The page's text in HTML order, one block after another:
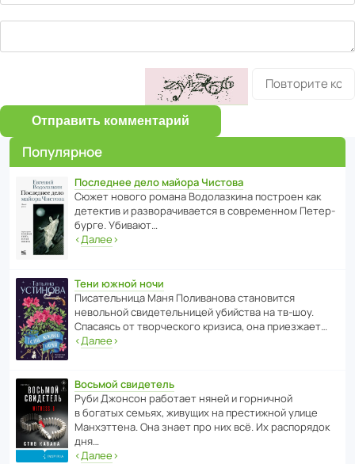
Отправить комментарий
Популярное
Последнее дело майора Чистова
Сюжет нового романа Водо­ла­з­кина пост­роен как
дете­ктив и разво­ра­чи­ва­ется в совре­менном Пете­р­
бурге. Убивают…
‹Далее›
Тени южной ночи
Писа­тель­ница Маня Поли­ва­нова стано­вится
невольной свиде­тель­ницей убийства на тв-шоу.
Спасаясь от твор­че­с­кого кризиса, она приезжает…
‹Далее›
Восьмой свидетель
Руби Джонсон рабо­тает няней и горни­чной
в богатых семьях, живущих на прес­ти­жной улице
Манх­эт­тена. Она знает про них всё. Их распо­рядок
дня…
‹Далее›